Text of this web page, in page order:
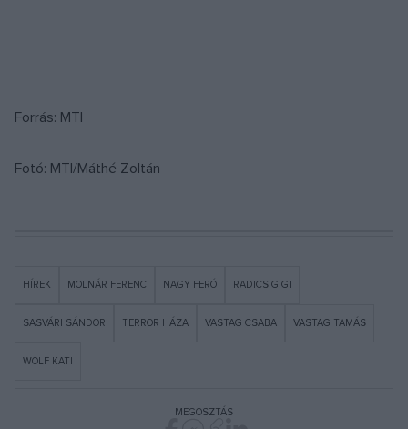
Forrás: MTI
Fotó: MTI/Máthé Zoltán
HÍREK MOLNÁR FERENC NAGY FERÓ RADICS GIGI
SASVÁRI SÁNDOR TERROR HÁZA VASTAG CSABA VASTAG TAMÁS
WOLF KATI
MEGOSZTÁS